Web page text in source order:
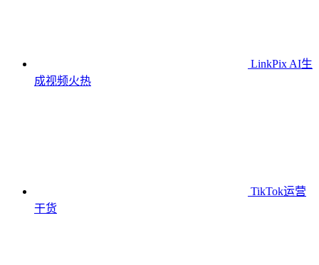
LinkPix AI生
成视频火热
TikTok运营
干货